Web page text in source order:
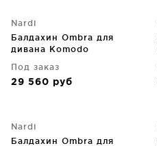
Nardi
Балдахин Ombra для
дивана Komodo
Под заказ
29 560 руб
Nardi
Балдахин Ombra для